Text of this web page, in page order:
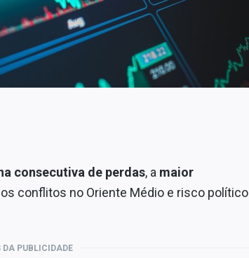
consecutiva de perdas, a maior
conflitos no Oriente Médio e risco político
PUBLICIDADE